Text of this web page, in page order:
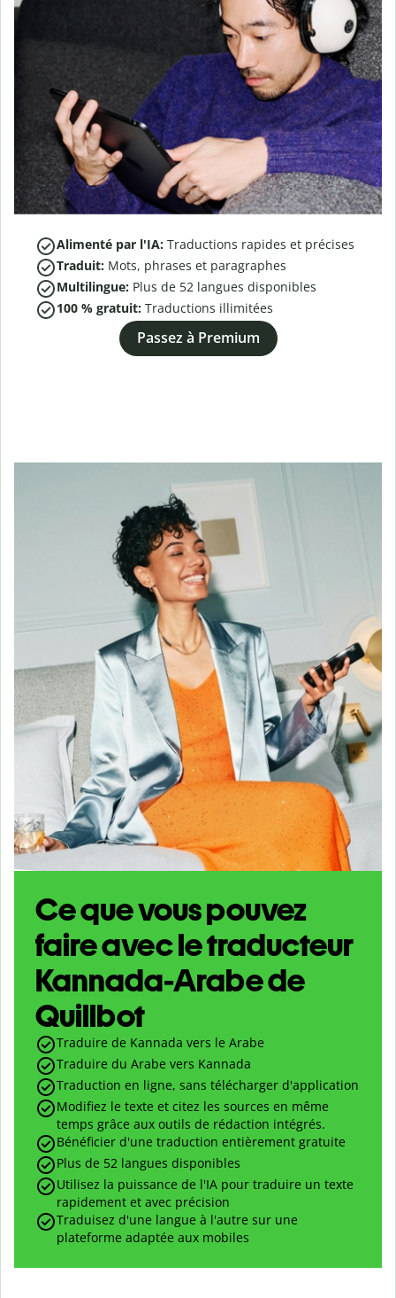
Alimenté par l'IA: Traductions rapides et précises
Traduit: Mots, phrases et paragraphes
Multilingue: Plus de 52 langues disponibles
100 % gratuit: Traductions illimitées
Passez à Premium
Ce que vous pouvez
faire avec le traducteur
Kannada-Arabe de
Quillbot
Traduire de Kannada vers le Arabe
Traduire du Arabe vers Kannada
Traduction en ligne, sans télécharger d'application
Modifiez le texte et citez les sources en même
temps grâce aux outils de rédaction intégrés.
Bénéficier d'une traduction entièrement gratuite
Plus de 52 langues disponibles
Utilisez la puissance de l'IA pour traduire un texte
rapidement et avec précision
Traduisez d'une langue à l'autre sur une
plateforme adaptée aux mobiles